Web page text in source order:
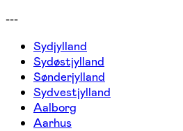
---
Sydjylland
Sydøstjylland
Sønderjylland
Sydvestjylland
Aalborg
Aarhus